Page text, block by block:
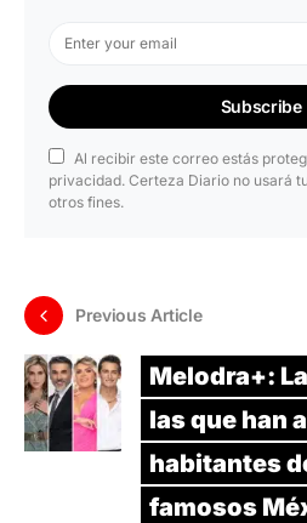
Subscribe
Al recibir este correo estás
privacidad. Certeza Diario no usará
otros fines.
Previous Article
Melodra+:
las que han
habitantes
famosos